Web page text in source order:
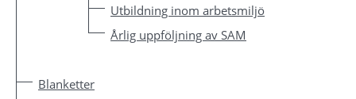
Utbildning inom arbetsmiljö
Årlig uppföljning av SAM
Blanketter